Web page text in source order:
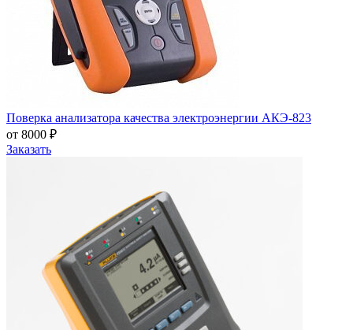
Поверка анализатора качества электроэнергии АКЭ-823
от 8000 ₽
Заказать